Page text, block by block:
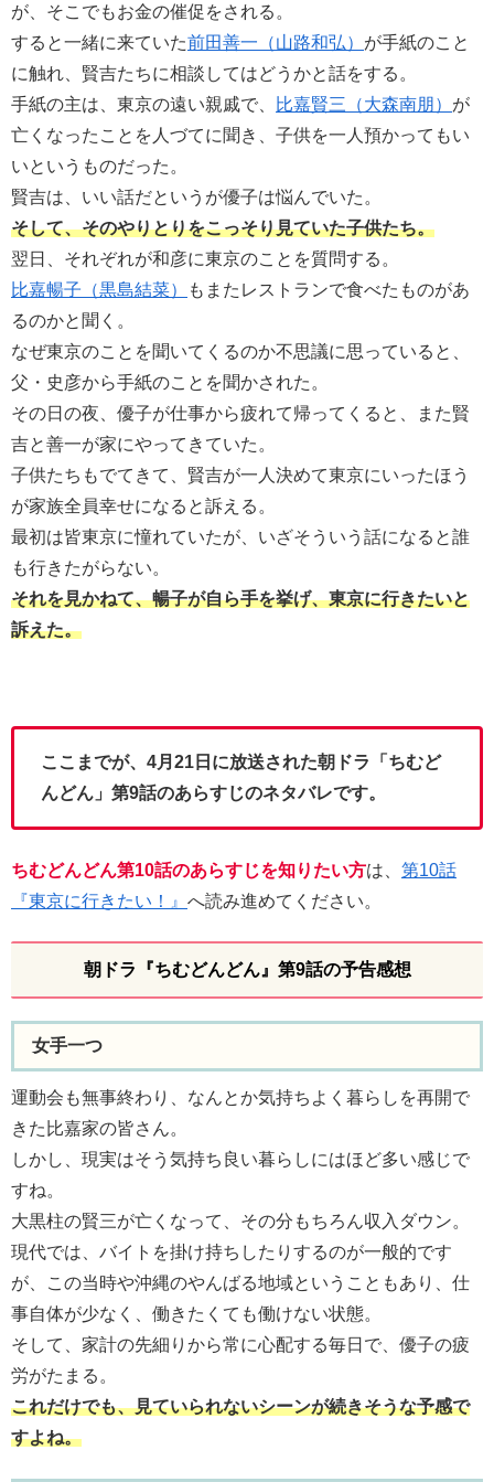
が、そこでもお金の催促をされる。
すると一緒に来ていた前田善一（山路和弘） が手紙のこと
に触れ、賢吉たちに相談してはどうかと話をする。
手紙の主は、東京の遠い親戚で、
比嘉賢三（大森南朋） が
亡くなったことを人づてに聞き、子供を一人預かってもい
いというものだった。
賢吉は、いい話だというが優子は悩んでいた。
そして、そのやりとりをこっそり見ていた子供たち。
翌日、それぞれが和彦に東京のことを質問する。
比嘉暢子（黒島結菜）
もまたレストランで食べたものがあ
るのかと聞く。
なぜ東京のことを聞いてくるのか不思議に思っていると、
父・史彦から手紙のことを聞かされた。
その日の夜、優子が仕事から疲れて帰ってくると、また賢
吉と善一が家にやってきていた。
子供たちもでてきて、賢吉が一人決めて東京にいったほう
が家族全員幸せになると訴える。
最初は皆東京に憧れていたが、いざそういう話になると誰
も行きたがらない。
それを見かねて、暢子が自ら手を挙げ、東京に行きたいと
訴えた。
ここまでが、4月21日に放送された朝ドラ「ちむど
んどん」第9話のあらすじのネタバレです。
ちむどんどん第10話のあらすじを知りたい方は、 第10話
『東京に行きたい！』 へ読み進めてください。
朝ドラ『ちむどんどん』第9話の予告感想
女手一つ
運動会も無事終わり、なんとか気持ちよく暮らしを再開で
きた比嘉家の皆さん。
しかし、現実はそう気持ち良い暮らしにはほど多い感じで
すね。
大黒柱の賢三が亡くなって、その分もちろん収入ダウン。
現代では、バイトを掛け持ちしたりするのが一般的です
が、この当時や沖縄のやんばる地域ということもあり、仕
事自体が少なく、働きたくても働けない状態。
そして、家計の先細りから常に心配する毎日で、優子の疲
労がたまる。
これだけでも、見ていられないシーンが続きそうな予感で
すよね。